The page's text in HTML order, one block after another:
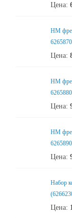
Цена:
HM
Цена:
HM
Цена:
HM
Цена:
Набор
Цена: